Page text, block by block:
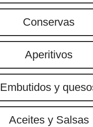
Conservas
Aperitivos
Embutidos y
Aceites y Salsas